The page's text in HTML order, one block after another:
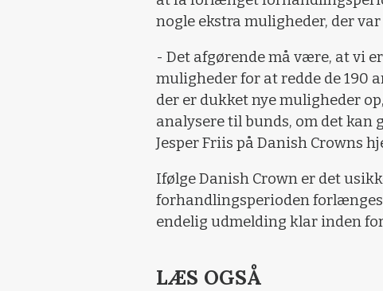
nogle ekstra muligheder, der
- Det afgørende må være, at vi
muligheder for at redde de 190
der er dukket nye muligheder
analysere til bunds, om det kan
Jesper Friis på Danish Crowns
Ifølge Danish Crown er det
forhandlingsperioden
endelig udmelding klar inden
LÆS OGSÅ